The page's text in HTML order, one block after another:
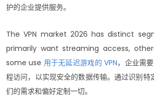
护的企业提供服务。
The VPN market 2026 has distinct
primarily want streaming access,
some use 用于无延迟游戏的 VPN，企业需
程访问，以实现安全的数据传输。通过识别特
们的需求和偏好定制一切。